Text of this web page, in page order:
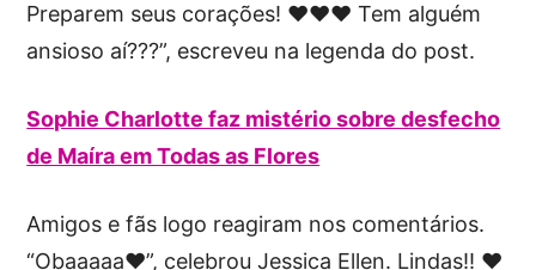
Preparem seus corações! ❤❤❤ Tem alguém
ansioso aí???”, escreveu na legenda do post.
Sophie Charlotte faz mistério sobre desfecho
de Maíra em Todas as Flores
Amigos e fãs logo reagiram nos comentários.
“Obaaaaa❤”, celebrou Jessica Ellen. Lindas!! ❤